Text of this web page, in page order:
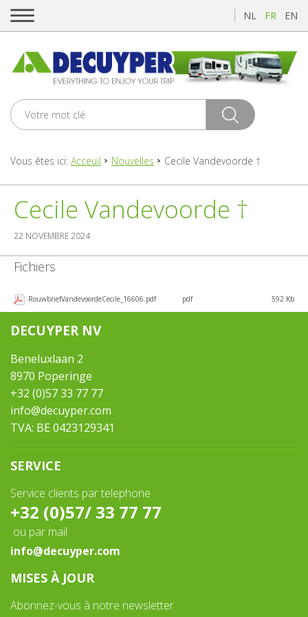
NL FR EN
Vous êtes ici: Acceuil Nouvelles Cecile Vandevoorde †
Cecile Vandevoorde †
22 NOVEMBRE 2024
Fichiers
RouwbriefVandevoordeCecile_16606.pdf pdf 592 Kb
DECUYPER NV
Beneluxlaan 2
8970 Poperinge
+32 (0)57 33 77 77
info@decuyper.com
TVA: BE 0423129341
SERVICE
Service clients par telephone
+32 (0)57/ 33 77 77
ou par mail
info@decuyper.com
MISES À JOUR
Abonnez-vous à notre newsletter